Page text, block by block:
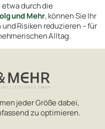
durch die
und Mehr, können Sie Ihr
Risiken reduzieren – für
Alltag.
jeder Größe dabei,
zu optimieren.